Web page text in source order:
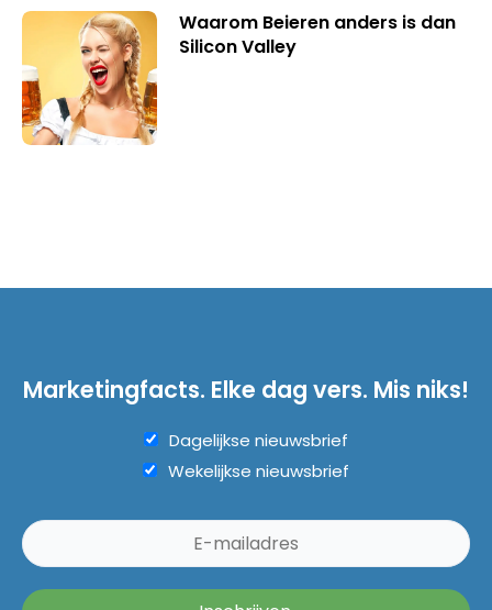
Waarom Beieren anders is dan
Silicon Valley
Marketingfacts. Elke dag vers. Mis niks!
Dagelijkse nieuwsbrief
Wekelijkse nieuwsbrief